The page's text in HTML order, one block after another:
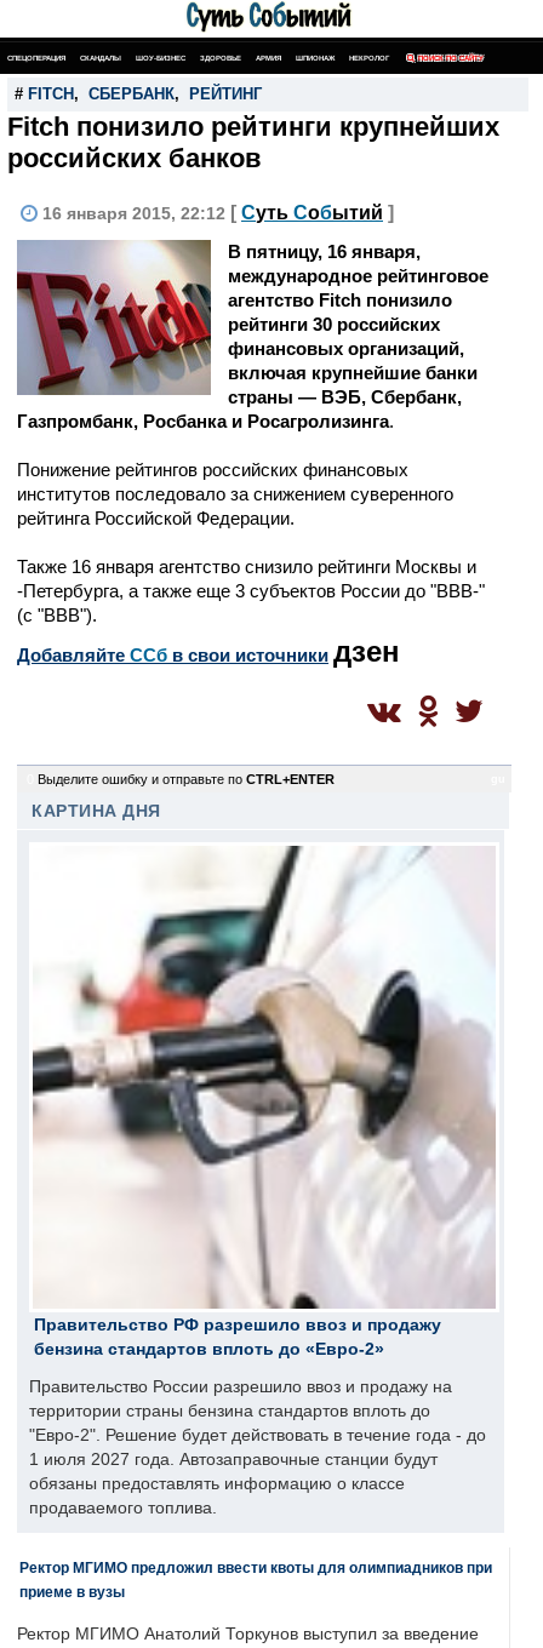
СПЕЦОПЕРАЦИЯ СКАНДАЛЫ ШОУ-БИЗНЕС ЗДОРОВЬЕ АРМИЯ ШПИОНАЖ НЕКРОЛОГ ПОИСК ПО САЙТУ
# FITCH , СБЕРБАНК, РЕЙТИНГ
Fitch понизило рейтинги крупнейших
российских банков
16 января 2015, 22:12 [ Суть Событий ]
В пятницу, 16 января,
международное рейтинговое
агентство Fitch понизило
рейтинги 30 российских
финансовых организаций,
включая крупнейшие банки
страны — ВЭБ, Сбербанк,
Газпромбанк, Росбанка и Росагролизинга.
Понижение рейтингов российских финансовых
институтов последовало за снижением суверенного
рейтинга Российской Федерации.
Также 16 января агентство снизило рейтинги Москвы и
-Петербурга, а также еще 3 субъектов России до "ВВВ-"
(с "ВВВ").
Добавляйте CСб в свои источники дзен
Выделите ошибку и отправьте по CTRL+ENTER
КАРТИНА ДНЯ
Правительство РФ разрешило ввоз и продажу
бензина стандартов вплоть до «Евро-2»
Правительство России разрешило ввоз и продажу на
территории страны бензина стандартов вплоть до
"Евро-2". Решение будет действовать в течение года - до
1 июля 2027 года. Автозаправочные станции будут
обязаны предоставлять информацию о классе
продаваемого топлива.
Ректор МГИМО предложил ввести квоты для олимпиадников при
приеме в вузы
Ректор МГИМО Анатолий Торкунов выступил за введение